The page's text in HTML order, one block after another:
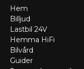
Hem
Billjud
Lastbil 24V
Hemma HiFi
Bilvård
Guider